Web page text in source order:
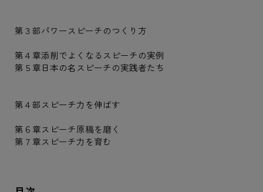
第３部パワースピーチのつくり方
第４章添削でよくなるスピーチの実例
第５章日本の名スピーチの実践者たち
第４部スピーチ力を伸ばす
第６章スピーチ原稿を磨く
第７章スピーチ力を育む